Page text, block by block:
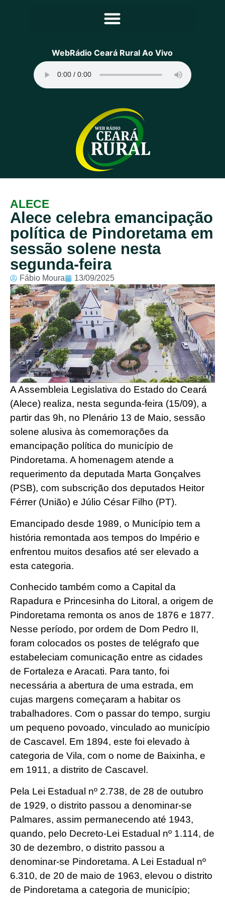
Principal
Programação
Equipe
Contato
Sobre
WebRádio Ceará Rural Ao Vivo
ALECE
Alece celebra emancipação
política de Pindoretama em
sessão solene nesta
segunda-feira
Fábio Moura 13/09/2025
A Assembleia Legislativa do Estado do Ceará
(Alece) realiza, nesta segunda-feira (15/09), a
partir das 9h, no Plenário 13 de Maio, sessão
solene alusiva às comemorações da
emancipação política do município de
Pindoretama. A homenagem atende a
requerimento da deputada Marta Gonçalves
(PSB), com subscrição dos deputados Heitor
Férrer (União) e Júlio César Filho (PT).
Emancipado desde 1989, o Município tem a
história remontada aos tempos do Império e
enfrentou muitos desafios até ser elevado a
esta categoria.
Conhecido também como a Capital da
Rapadura e Princesinha do Litoral, a origem de
Pindoretama remonta os anos de 1876 e 1877.
Nesse período, por ordem de Dom Pedro II,
foram colocados os postes de telégrafo que
estabeleciam comunicação entre as cidades
de Fortaleza e Aracati. Para tanto, foi
necessária a abertura de uma estrada, em
cujas margens começaram a habitar os
trabalhadores. Com o passar do tempo, surgiu
um pequeno povoado, vinculado ao município
de Cascavel. Em 1894, este foi elevado à
categoria de Vila, com o nome de Baixinha, e
em 1911, a distrito de Cascavel.
Pela Lei Estadual nº 2.738, de 28 de outubro
de 1929, o distrito passou a denominar-se
Palmares, assim permanecendo até 1943,
quando, pelo Decreto-Lei Estadual nº 1.114, de
30 de dezembro, o distrito passou a
denominar-se Pindoretama. A Lei Estadual nº
6.310, de 20 de maio de 1963, elevou o distrito
de Pindoretama a categoria de município;